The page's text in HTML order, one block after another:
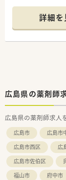
たりの処
■近隣の
添った丁
■中国地
を展開す
■すべての
【求人情報
■正社員
470万円か
■月給には
には毎月
■賞与は年
見ても安
詳細を
広島県の薬剤師
広島県の薬剤師求人
広島市 広島市
広島市西区
広
広島市佐伯区
福山市
府中市